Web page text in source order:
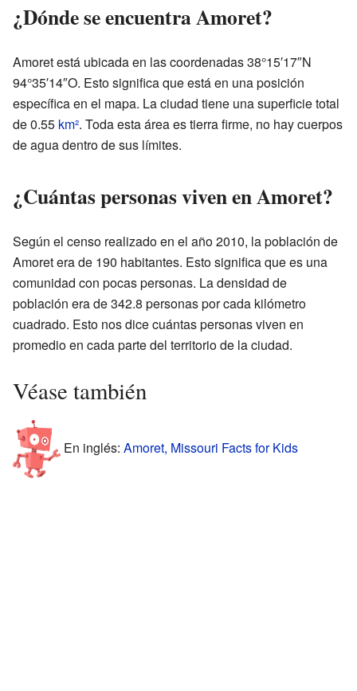
¿Dónde se encuentra Amoret?
Amoret está ubicada en las coordenadas 38°15′17″N
94°35′14″O. Esto significa que está en una posición
específica en el mapa. La ciudad tiene una superficie total
de 0.55 km². Toda esta área es tierra firme, no hay cuerpos
de agua dentro de sus límites.
¿Cuántas personas viven en Amoret?
Según el censo realizado en el año 2010, la población de
Amoret era de 190 habitantes. Esto significa que es una
comunidad con pocas personas. La densidad de
población era de 342.8 personas por cada kilómetro
cuadrado. Esto nos dice cuántas personas viven en
promedio en cada parte del territorio de la ciudad.
Véase también
En inglés: Amoret, Missouri Facts for Kids